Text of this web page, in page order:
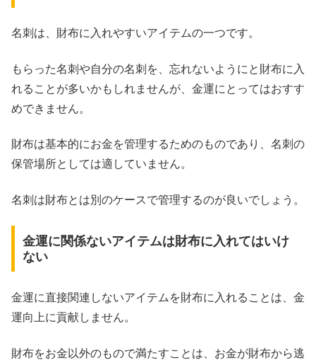
名刺は、財布に入れやすいアイテムの一つです。
もらった名刺や自分の名刺を、忘れないようにと財布に入
れることが多いかもしれませんが、金運にとってはおすす
めできません。
財布は基本的にお金を管理するためのものであり、名刺の
保管場所としては適していません。
名刺は財布とは別のケースで管理するのが良いでしょう。
金運に関係ないアイテムは財布に入れてはいけ
ない
金運に直接関連しないアイテムを財布に入れることは、金
運向上に貢献しません。
財布をお金以外のもので満たすことは、お金が財布から逃